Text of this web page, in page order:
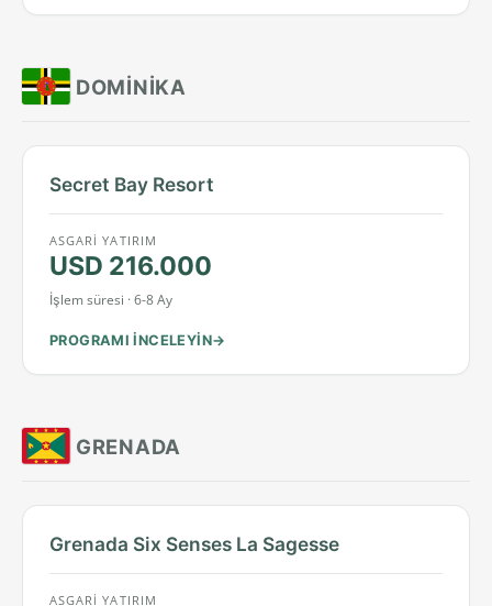
DOMINIKA
Secret Bay Resort
ASGARI YATIRIM
USD 216.000
İşlem süresi · 6-8 Ay
PROGRAMI INCELEYIN
GRENADA
Grenada Six Senses La Sagesse
ASGARI YATIRIM